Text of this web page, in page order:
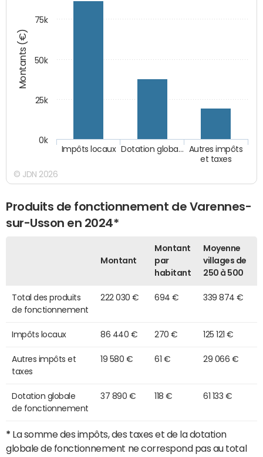
Montants (€)
Autres impôts
et taxes
Dotation globa…
Impôts locaux
0k
25k
50k
75k
© JDN 2026
Produits de fonctionnement de Varennes-
sur-Usson en 2024*
Montant
Montant
par
habitant
Moyenne
villages de
250 à 500
Total des produits
de fonctionnement
222 030 € 694 € 339 874 €
Impôts locaux 86 440 € 270 € 125 121 €
Autres impôts et
taxes
19 580 € 61 € 29 066 €
Dotation globale
de fonctionnement
37 890 € 118 € 61 133 €
* La somme des impôts, des taxes et de la dotation
globale de fonctionnement ne correspond pas au total